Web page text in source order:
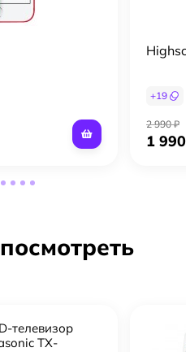
+19
2 990 ₽
1 990
телевизор
TX-